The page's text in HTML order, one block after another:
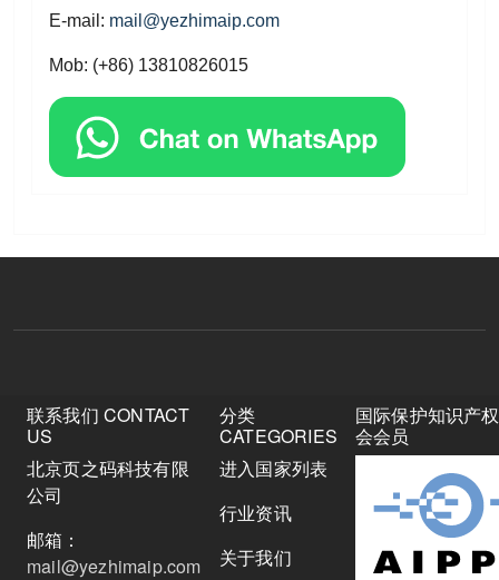
E-mail: mail@yezhimaip.com
Mob: (+86) 13810826015
联系我们 CONTACT
US
北京页之码科技有限
公司
邮箱：
mail@yezhimaip.com
分类
CATEGORIES
进入国家列表
行业资讯
关于我们
国际保护知识产
会会员